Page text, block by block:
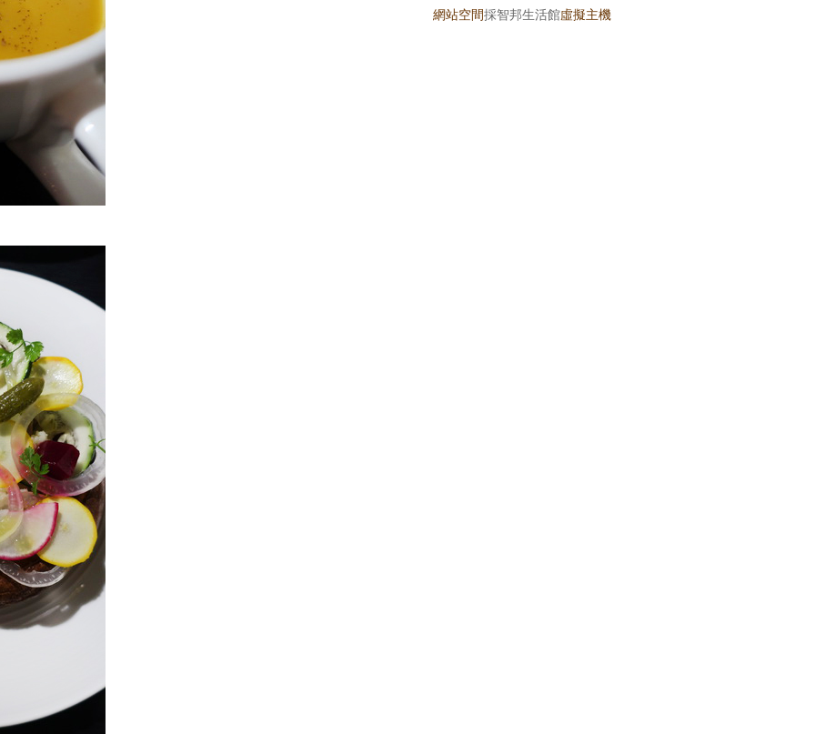
網站空間採智邦生活館虛擬主機